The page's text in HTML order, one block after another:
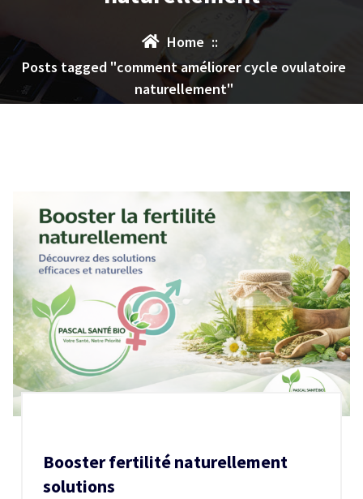
Home ::
Posts tagged "comment améliorer cycle ovulatoire
naturellement"
Booster fertilité naturellement
solutions